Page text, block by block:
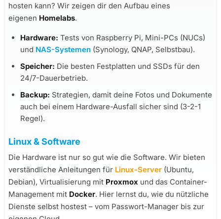
hosten kann? Wir zeigen dir den Aufbau eines
eigenen Homelabs.
Hardware: Tests von Raspberry Pi, Mini-PCs (NUCs)
und NAS-Systemen (Synology, QNAP, Selbstbau).
Speicher: Die besten Festplatten und SSDs für den
24/7-Dauerbetrieb.
Backup: Strategien, damit deine Fotos und Dokumente
auch bei einem Hardware-Ausfall sicher sind (3-2-1
Regel).
Linux & Software
Die Hardware ist nur so gut wie die Software. Wir bieten
verständliche Anleitungen für Linux-Server (Ubuntu,
Debian), Virtualisierung mit Proxmox und das Container-
Management mit Docker. Hier lernst du, wie du nützliche
Dienste selbst hostest – vom Passwort-Manager bis zur